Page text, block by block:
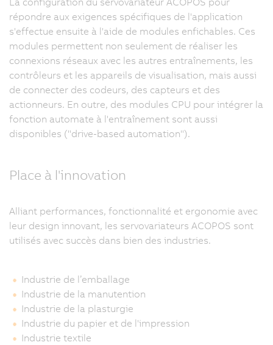
répondre aux exigences spécifiques de l'application
s'effectue ensuite à l'aide de modules enfichables. Ces
modules permettent non seulement de réaliser les
connexions réseaux avec les autres entraînements, les
contrôleurs et les appareils de visualisation, mais aussi
de connecter des codeurs, des capteurs et des
actionneurs. En outre, des modules CPU pour intégrer la
fonction automate à l'entraînement sont aussi
disponibles ("drive-based automation").
Place à l'innovation
Alliant performances, fonctionnalité et ergonomie avec
leur design innovant, les servovariateurs ACOPOS sont
utilisés avec succès dans bien des industries.
Industrie de l’emballage
Industrie de la manutention
Industrie de la plasturgie
Industrie du papier et de l'impression
Industrie textile